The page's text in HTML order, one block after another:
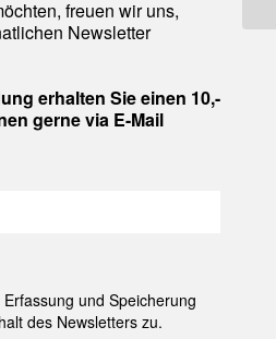
freuen wir uns,
Newsletter
erhalten Sie einen 10,-
gerne via E-Mail
und Speicherung
des Newsletters zu.